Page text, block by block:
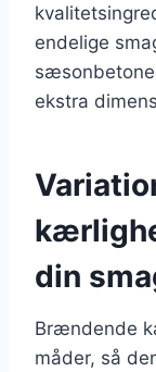
endelige
ekstra
din
Brændende
måder, så